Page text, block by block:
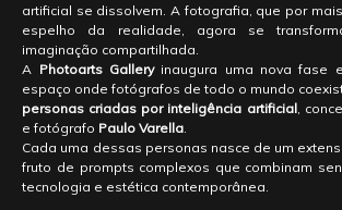
artificial se dissolvem. A fotografia, que por
espelho da realidade, agora se
imaginação compartilhada.
A Photoarts Galleryinaugura uma nova fase
espaço onde fotógrafos de todo o mundo
personas criadas por inteligência artificial,
e fotógrafo Paulo Varella
Cada uma dessas personas nasce de um
fruto de prompts complexos que combinam
tecnologia e estética contemporânea.